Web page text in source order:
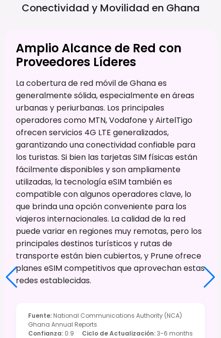
Conectividad y Movilidad en Ghana
Amplio Alcance de Red con
Proveedores Líderes
La cobertura de red móvil de Ghana es
generalmente sólida, especialmente en áreas
urbanas y periurbanas. Los principales
operadores como MTN, Vodafone y AirtelTigo
ofrecen servicios 4G LTE generalizados,
garantizando una conectividad confiable para
los turistas. Si bien las tarjetas SIM físicas están
fácilmente disponibles y son ampliamente
utilizadas, la tecnología eSIM también es
compatible con algunos operadores clave, lo
que brinda una opción conveniente para los
viajeros internacionales. La calidad de la red
puede variar en regiones muy remotas, pero los
principales destinos turísticos y rutas de
transporte están bien cubiertos, y Prune ofrece
planes eSIM competitivos que aprovechan estas
redes establecidas.
Fuente: National Communications Authority (NCA)
Ghana Annual Reports
Confianza: 0.9 Ciclo de Actualización:3-6 months